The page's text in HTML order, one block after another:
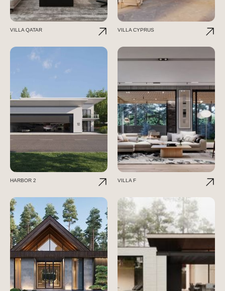
VILLA QATAR VILLA CYPRUS
HARBOR 2 VILLA F